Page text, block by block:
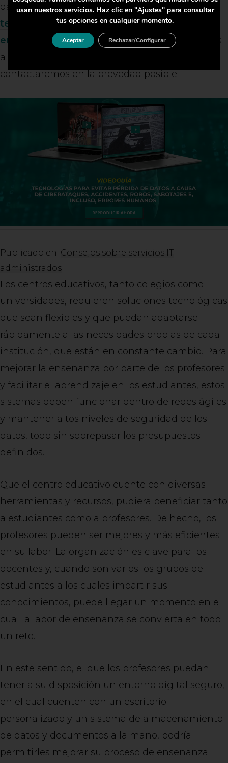
datos o quieren contar conherramientas
tecnológicas que permitan mejorar la
enseñanza en centros educativos, le invitamos
a
contactaremos en la brevedad posible.
Publicado en: Consejos sobre servicios IT
administrados
Los centros educativos, tanto colegios como
universidades, requieren soluciones tecnológicas
que sean flexibles y que puedan adaptarse
rápidamente a las necesidades propias de cada
institución, que están en constante cambio. Para
mejorar la enseñanza por parte de los profesores
y facilitar el aprendizaje en los estudiantes, estos
sistemas deben funcionar dentro de redes ágiles
y mantener altos niveles de seguridad de los
datos, todo sin sobrepasar los presupuestos
definidos.
Que el centro educativo cuente con diversas
herramientas y recursos, pudiera beneficiar tanto
a estudiantes como a profesores. De hecho, los
profesores pueden ser mejores y más eficientes
en su labor. La organización es clave para los
docentes y, cuando son varios los grupos de
estudiantes a los cuales impartir sus
conocimientos, puede llegar un momento en el
cual la labor de enseñanza se convierta en todo
un reto.
En este sentido, el que los profesores puedan
tener a su disposición un entorno digital seguro,
en el cual cuenten con un escritorio
personalizado y un sistema de almacenamiento
de datos y documentos a la mano, podría
permitirles mejorar su proceso de enseñanza.
usan nuestros servicios. Haz clic en "Ajustes" para consultar
tus opciones en cualquier momento.
Aceptar Rechazar/Configurar